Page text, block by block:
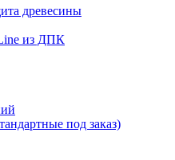
древесины
из ДПК
под заказ)